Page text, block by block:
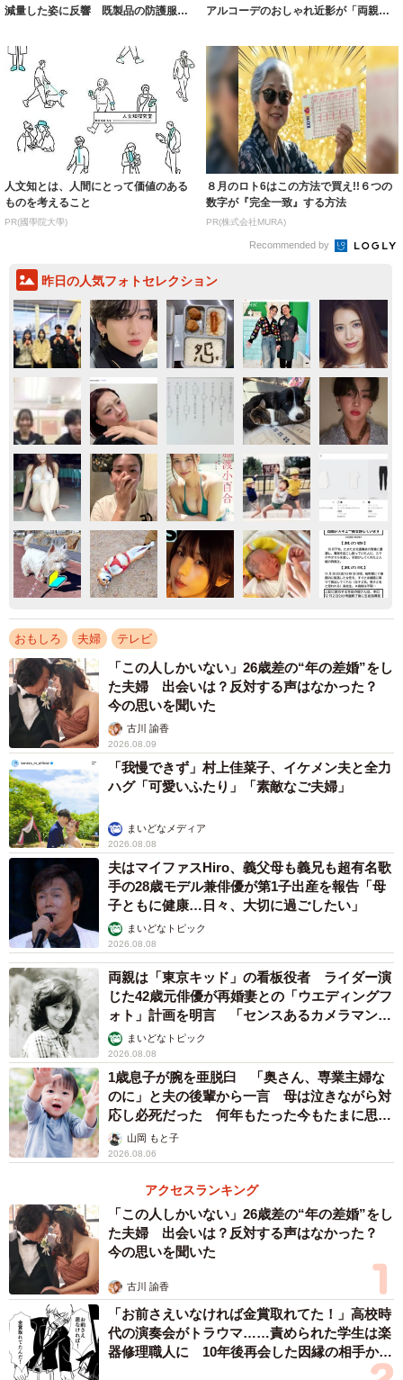
減量した姿に反響 既製品の防護服が
アルコーデのおしゃれ近影が「両親の
人文知とは、人間にとって価値のある
ものを考えること
PR(國學院大學)
８月のロト6はこの方法で買え!!６つの
数字が『完全一致』する方法
PR(株式会社MURA)
Recommended by
昨日の人気フォトセレクション
おもしろ 夫婦 テレビ
「この人しかいない」26歳差の“年の差婚”をし
た夫婦 出会いは？反対する声はなかった？
今の思いを聞いた
古川 諭香
2026.08.09
「我慢できず」村上佳菜子、イケメン夫と全力
ハグ「可愛いふたり」「素敵なご夫婦」
まいどなメディア
2026.08.08
夫はマイファスHiro、義父母も義兄も超有名歌
手の28歳モデル兼俳優が第1子出産を報告「母
子ともに健康…日々、大切に過ごしたい」
まいどなトピック
2026.08.08
両親は「東京キッド」の看板役者 ライダー演
じた42歳元俳優が再婚妻との「ウエディングフ
ォト」計画を明言 「センスあるカメラマン求
む」まいどなトピック
2026.08.08
1歳息子が腕を亜脱臼 「奥さん、専業主婦な
のに」と夫の後輩から一言 母は泣きながら対
応し必死だった 何年もたった今もたまに思い
出し…山岡 もと子
2026.08.06
アクセスランキング
「この人しかいない」26歳差の“年の差婚”をし
た夫婦 出会いは？反対する声はなかった？
今の思いを聞いた
古川 諭香
「お前さえいなければ金賞取れてた！」高校時
代の演奏会がトラウマ……責められた学生は楽
器修理職人に 10年後再会した因縁の相手から